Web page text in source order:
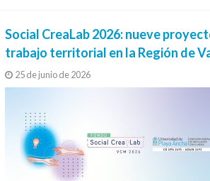
Social CreaLab 2026: nueve
trabajo territorial en la Región de
25 de junio de 2026